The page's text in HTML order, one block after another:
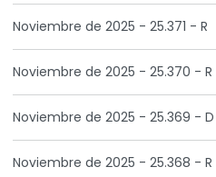
Noviembre de 2025 - 25.371 - R
Noviembre de 2025 - 25.370 - R
Noviembre de 2025 - 25.369 - D
Noviembre de 2025 - 25.368 - R